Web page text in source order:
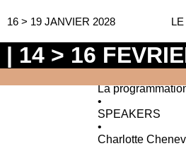
16 > 19 JANVIER 2028
La
•
SPEAKERS
•
Charlotte
| 14 > 16